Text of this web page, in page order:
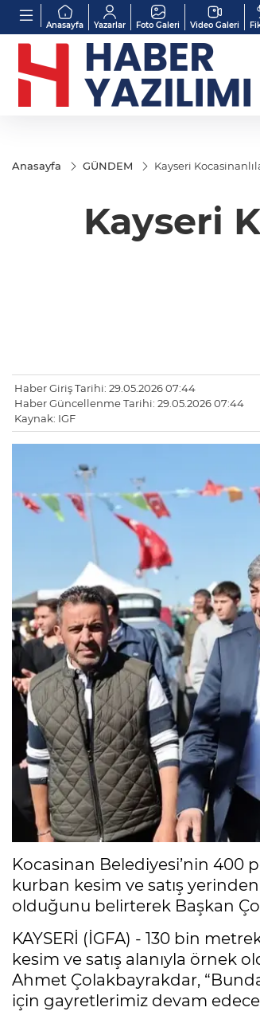
Anasayfa Yazarlar Foto Galeri Video Galeri
Anasayfa GÜNDEM Kayseri
Kayseri
Haber Giriş Tarihi: 29.05.2026 07:44
Haber Güncellenme Tarihi: 29.05.2026 07:44
Kaynak: IGF
Kocasinan Belediyesi’nin 400
kurban kesim ve satış
olduğunu belirterek Başkan
KAYSERİ (İGFA) - 130 bin
kesim ve satış alanıyla örnek
Ahmet Çolakbayrakdar,
için gayretlerimiz devam